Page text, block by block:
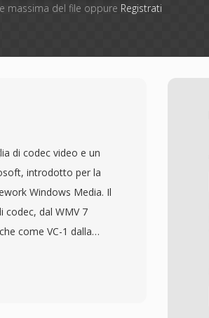
massima del file oppure Registrati
di codec video e un
introdotto per la
Windows Media. Il
codec, dal WMV 7
come VC-1 dalla
tipicamente